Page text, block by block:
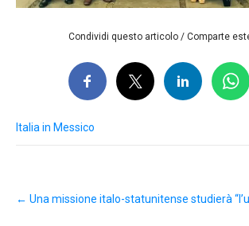
Condividi questo articolo / Comparte
Italia in Messico
navigation
← Una missione italo-statunitense studierà